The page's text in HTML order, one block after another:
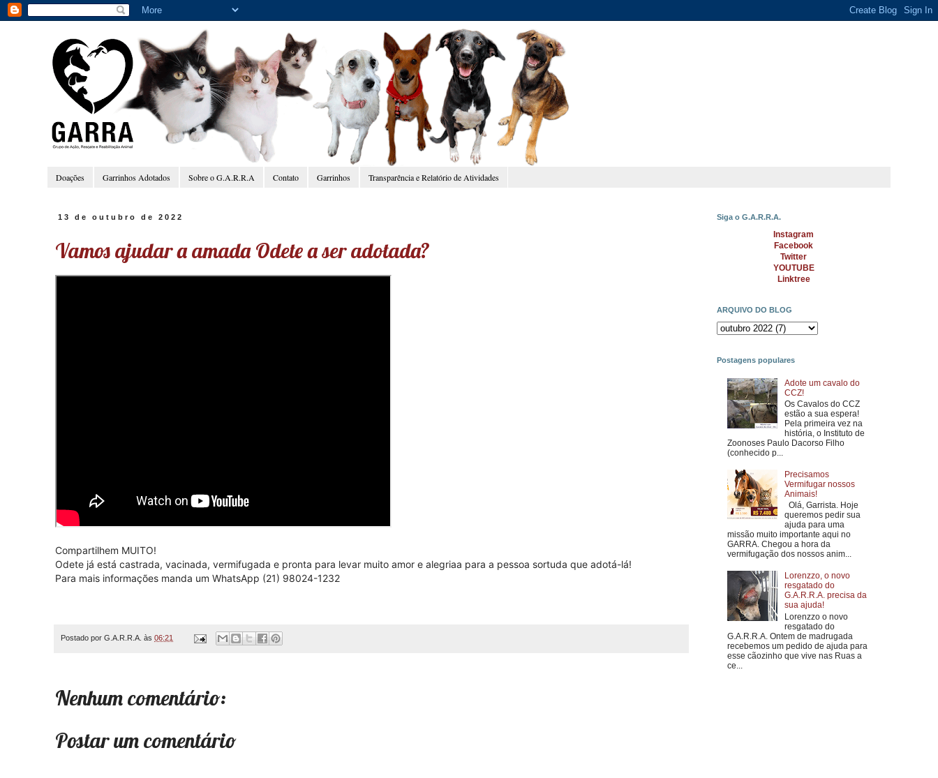
Doações Garrinhos Adotados Sobre o G.A.R.R.A Contato Garrinhos Transparência e Relatório de Atividades
13 de outubro de 2022
Vamos ajudar a amada Odete a ser adotada?
Compartilhem MUITO!
Odete já está castrada, vacinada, vermifugada e pronta para levar muito amor e alegriaa para a pessoa sortuda que adotá-lá!
Para mais informações manda um WhatsApp (21) 98024-1232
Postado por G.A.R.R.A. às 06:21
Nenhum comentário:
Postar um comentário
Siga o G.A.R.R.A.
Instagram
Facebook
Twitter
YOUTUBE
Linktree
ARQUIVO DO BLOG
Postagens populares
Adote um cavalo do
CCZ!
Os Cavalos do CCZ
estão a sua espera!
Pela primeira vez na
história, o Instituto de
Zoonoses Paulo Dacorso Filho
(conhecido p...
Precisamos
Vermifugar nossos
Animais!
Olá, Garrista. Hoje
queremos pedir sua
ajuda para uma
missão muito importante aqui no
GARRA. Chegou a hora da
vermifugação dos nossos anim...
Lorenzzo, o novo
resgatado do
G.A.R.R.A. precisa da
sua ajuda!
Lorenzzo o novo
resgatado do
G.A.R.R.A. Ontem de madrugada
recebemos um pedido de ajuda para
esse cãozinho que vive nas Ruas a
ce...